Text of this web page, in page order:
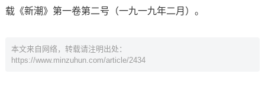
载《新潮》第一卷第二号（一九一九年二月）。
本文来自网络，转载请注明出处：
https://www.minzuhun.com/article/2434